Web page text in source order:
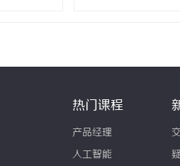
热门课程
产品经理
人工智能